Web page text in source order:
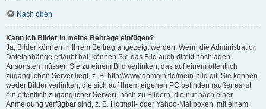
Nach oben
Kann ich Bilder in meine Beiträge einfügen?
Ja, Bilder können in Ihrem Beitrag angezeigt werden. Wenn die Administration
Dateianhänge erlaubt hat, können Sie das Bild auch direkt hochladen.
Ansonsten müssen Sie zu einem Bild verlinken, das auf einem öffentlich
zugänglichen Server liegt, z. B. http://www.domain.tld/mein-bild.gif. Sie können
weder Bilder verlinken, die sich auf Ihrem eigenen PC befinden (außer es ist
ein öffentlich zugänglicher Server), noch zu Bildern, die nur nach einer
Anmeldung verfügbar sind, z. B. Hotmail- oder Yahoo-Mailboxen, mit einem